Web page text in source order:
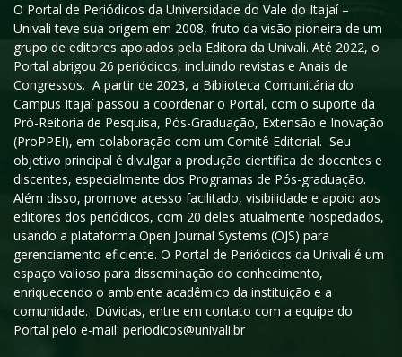
O Portal de Periódicos da Universidade do Vale do Itajaí –
Univali teve sua origem em 2008, fruto da visão pioneira de um
grupo de editores apoiados pela Editora da Univali. Até 2022, o
Portal abrigou 26 periódicos, incluindo revistas e Anais de
Congressos. A partir de 2023, a Biblioteca Comunitária do
Campus Itajaí passou a coordenar o Portal, com o suporte da
Pró-Reitoria de Pesquisa, Pós-Graduação, Extensão e Inovação
(ProPPEI), em colaboração com um Comitê Editorial. Seu
objetivo principal é divulgar a produção científica de docentes e
discentes, especialmente dos Programas de Pós-graduação.
Além disso, promove acesso facilitado, visibilidade e apoio aos
editores dos periódicos, com 20 deles atualmente hospedados,
usando a plataforma Open Journal Systems (OJS) para
gerenciamento eficiente. O Portal de Periódicos da Univali é um
espaço valioso para disseminação do conhecimento,
enriquecendo o ambiente acadêmico da instituição e a
comunidade. Dúvidas, entre em contato com a equipe do
Portal pelo e-mail: periodicos@univali.br